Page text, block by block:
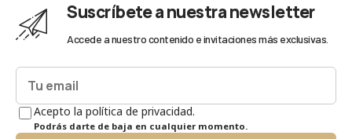
Suscríbete a nuestra newsletter
Accede a nuestro contenido e invitaciones más exclusivas.
Acepto la política de privacidad.
Podrás darte de baja en cualquier momento.